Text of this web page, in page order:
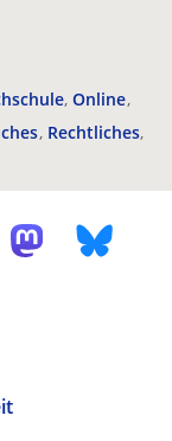
Online
Rechtliches